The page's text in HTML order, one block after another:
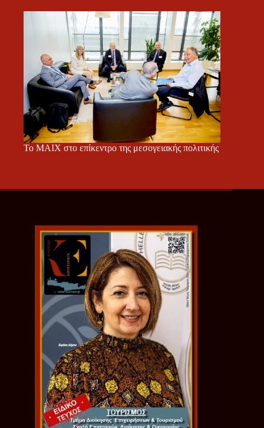
Το ΜΑΙΧ στο επίκεντρο της μεσογειακής πολιτικής